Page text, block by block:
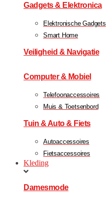
Gadgets & Elektronica
Elektronische Gadgets
Smart Home
Veiligheid & Navigatie
Computer & Mobiel
Telefoonaccessoires
Muis & Toetsenbord
Tuin & Auto & Fiets
Autoaccessoires
Fietsaccessoires
Kleding
Damesmode